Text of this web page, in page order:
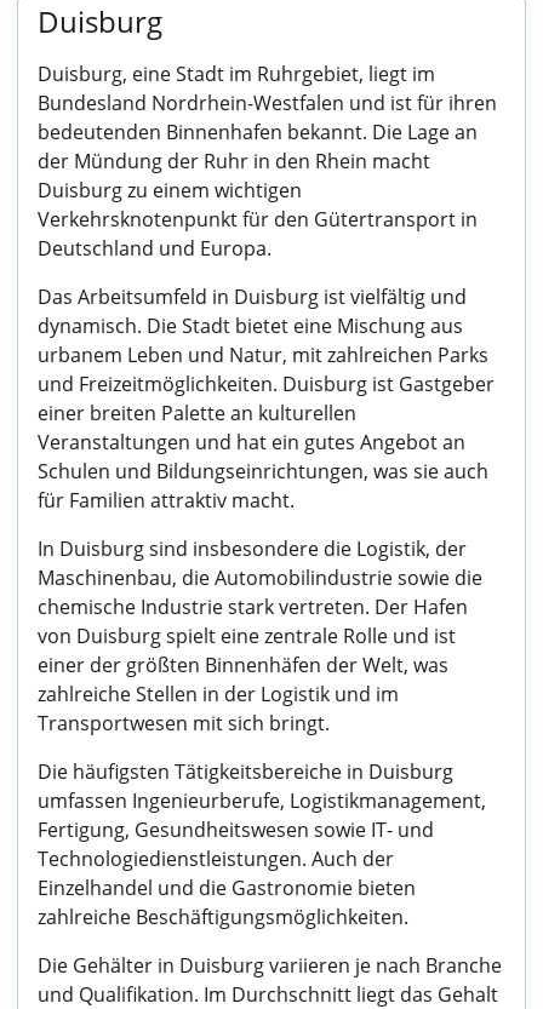
Duisburg
Duisburg, eine Stadt im Ruhrgebiet, liegt im
Bundesland Nordrhein-Westfalen und ist für ihren
bedeutenden Binnenhafen bekannt. Die Lage an
der Mündung der Ruhr in den Rhein macht
Duisburg zu einem wichtigen
Verkehrsknotenpunkt für den Gütertransport in
Deutschland und Europa.
Das Arbeitsumfeld in Duisburg ist vielfältig und
dynamisch. Die Stadt bietet eine Mischung aus
urbanem Leben und Natur, mit zahlreichen Parks
und Freizeitmöglichkeiten. Duisburg ist Gastgeber
einer breiten Palette an kulturellen
Veranstaltungen und hat ein gutes Angebot an
Schulen und Bildungseinrichtungen, was sie auch
für Familien attraktiv macht.
In Duisburg sind insbesondere die Logistik, der
Maschinenbau, die Automobilindustrie sowie die
chemische Industrie stark vertreten. Der Hafen
von Duisburg spielt eine zentrale Rolle und ist
einer der größten Binnenhäfen der Welt, was
zahlreiche Stellen in der Logistik und im
Transportwesen mit sich bringt.
Die häufigsten Tätigkeitsbereiche in Duisburg
umfassen Ingenieurberufe, Logistikmanagement,
Fertigung, Gesundheitswesen sowie IT- und
Technologiedienstleistungen. Auch der
Einzelhandel und die Gastronomie bieten
zahlreiche Beschäftigungsmöglichkeiten.
Die Gehälter in Duisburg variieren je nach Branche
und Qualifikation. Im Durchschnitt liegt das Gehalt